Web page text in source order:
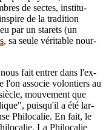
de sectes, ins­ti­tu­
de la tra­di­tion
par un sta­rets (un
, sa seule véri­table nour­
fait entrer dans l'ex­
l'on asso­cie volon­tiers au
mou­ve­ment que
puis­qu'il a été lar­
Phi­lo­ca­lie. En fait, le
La Phi­lo­ca­lie